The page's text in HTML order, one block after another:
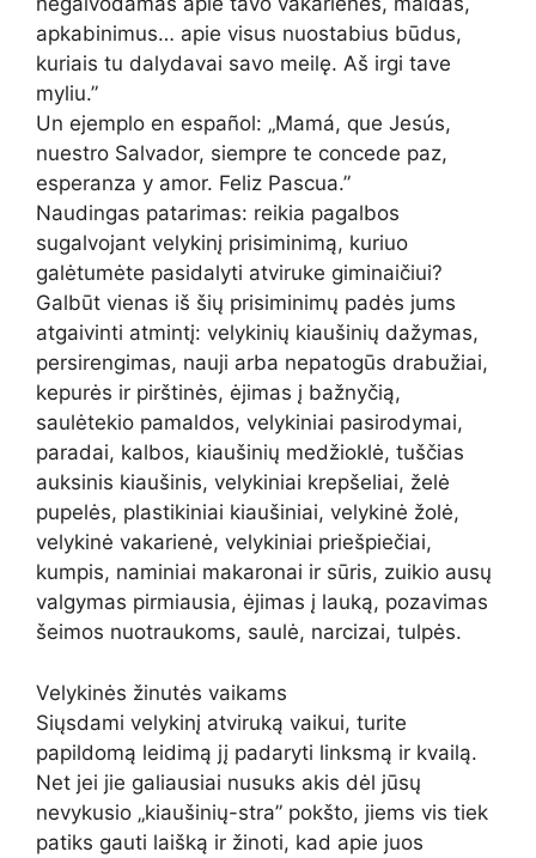
apkabinimus… apie visus nuostabius būdus,
kuriais tu dalydavai savo meilę. Aš irgi tave
myliu.”
Un ejemplo en español: „Mamá, que Jesús,
nuestro Salvador, siempre te concede paz,
esperanza y amor. Feliz Pascua.”
Naudingas patarimas: reikia pagalbos
sugalvojant velykinį prisiminimą, kuriuo
galėtumėte pasidalyti atviruke giminaičiui?
Galbūt vienas iš šių prisiminimų padės jums
atgaivinti atmintį: velykinių kiaušinių dažymas,
persirengimas, nauji arba nepatogūs drabužiai,
kepurės ir pirštinės, ėjimas į bažnyčią,
saulėtekio pamaldos, velykiniai pasirodymai,
paradai, kalbos, kiaušinių medžioklė, tuščias
auksinis kiaušinis, velykiniai krepšeliai, želė
pupelės, plastikiniai kiaušiniai, velykinė žolė,
velykinė vakarienė, velykiniai priešpiečiai,
kumpis, naminiai makaronai ir sūris, zuikio ausų
valgymas pirmiausia, ėjimas į lauką, pozavimas
šeimos nuotraukoms, saulė, narcizai, tulpės.
Velykinės žinutės vaikams
Siųsdami velykinį atviruką vaikui, turite
papildomą leidimą jį padaryti linksmą ir kvailą.
Net jei jie galiausiai nusuks akis dėl jūsų
nevykusio „kiaušinių-stra” pokšto, jiems vis tiek
patiks gauti laišką ir žinoti, kad apie juos